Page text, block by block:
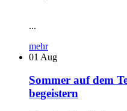
...
mehr
01 Aug
Sommer auf dem
begeistern